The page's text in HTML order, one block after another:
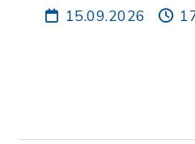
15.09.2026